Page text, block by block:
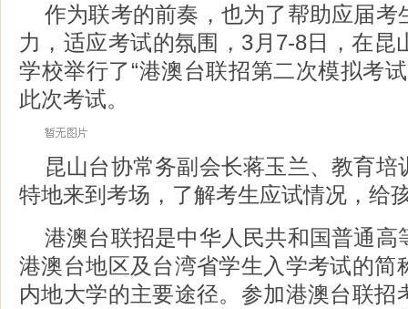
作为联考的前奏，也为了帮助应届考
力，适应考试的氛围，3月7-8日，在昆
学校举行了“港澳台联招第二次模拟考
此次考试。
昆山台协常务副会长蒋玉兰、教育培
特地来到考场，了解考生应试情况，给
港澳台联招是中华人民共和国普通高
港澳台地区及台湾省学生入学考试的简
内地大学的主要途径。参加港澳台联招